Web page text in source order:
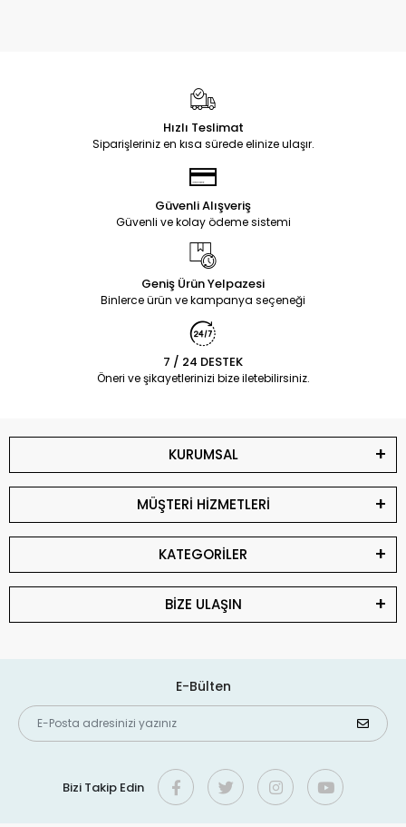
Hızlı Teslimat
Siparişleriniz en kısa sürede elinize ulaşır.
Güvenli Alışveriş
Güvenli ve kolay ödeme sistemi
Geniş Ürün Yelpazesi
Binlerce ürün ve kampanya seçeneği
7 / 24 DESTEK
Öneri ve şikayetlerinizi bize iletebilirsiniz.
KURUMSAL
MÜŞTERİ HİZMETLERİ
KATEGORİLER
BİZE ULAŞIN
E-Bülten
Bizi Takip Edin